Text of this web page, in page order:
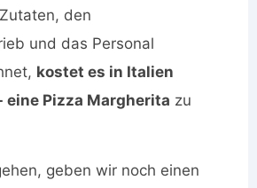
den
und das Personal
kostet es in Italien
eine Pizza Margherita zu
geben wir noch einen